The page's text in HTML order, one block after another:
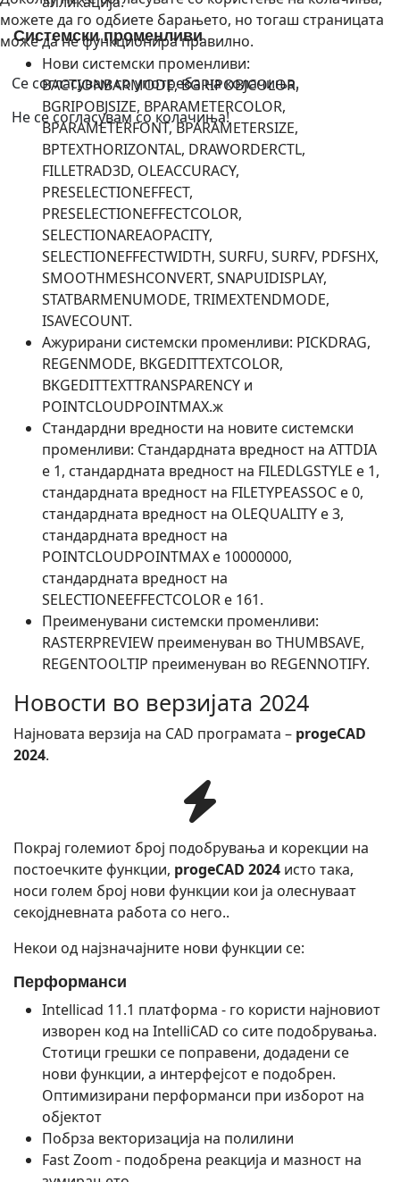
Системски променливи
Нови системски променливи:
BACTIONBARMODE, BGRIPOBJCOLOR,
BGRIPOBJSIZE, BPARAMETERCOLOR,
BPARAMETERFONT, BPARAMETERSIZE,
BPTEXTHORIZONTAL, DRAWORDERCTL,
FILLETRAD3D, OLEACCURACY,
PRESELECTIONEFFECT,
PRESELECTIONEFFECTCOLOR,
SELECTIONAREAOPACITY,
SELECTIONEFFECTWIDTH, SURFU, SURFV, PDFSHX,
SMOOTHMESHCONVERT, SNAPUIDISPLAY,
STATBARMENUMODE, TRIMEXTENDMODE,
ISAVECOUNT.
Ажурирани системски променливи: PICKDRAG,
REGENMODE, BKGEDITTEXTCOLOR,
BKGEDITTEXTTRANSPARENCY и
POINTCLOUDPOINTMAX.ж
Стандардни вредности на новите системски
променливи: Стандардната вредност на ATTDIA
е 1, стандардната вредност на FILEDLGSTYLE е 1,
стандардната вредност на FILETYPEASSOC е 0,
стандардната вредност на OLEQUALITY е 3,
стандардната вредност на
POINTCLOUDPOINTMAX е 10000000,
стандардната вредност на
SELECTIONEEFFECTCOLOR е 161.
Преименувани системски променливи:
RASTERPREVIEW преименуван во THUMBSAVE,
REGENTOOLTIP преименуван во REGENNOTIFY.
Новости во верзијата 2024
Најновата верзија на CAD програмата – progeCAD
2024.
Покрај големиот број подобрувања и корекции на
постоечките функции, progeCAD 2024 исто така,
носи голем број нови функции кои ја олеснуваат
секојдневната работа со него..
Некои од најзначајните нови функции се:
Перформанси
Intellicad 11.1 платформа - го користи најновиот
изворен код на IntelliCAD со сите подобрувања.
Стотици грешки се поправени, додадени се
нови функции, а интерфејсот е подобрен.
Оптимизирани перформанси при изборот на
објектот
Побрза векторизација на полилини
Fast Zoom - подобрена реакција и мазност на
можете да го одбиете барањето, но тогаш страницата
може да не функционира правилно.
Се согласувам со употреба на колачиња.
Не се согласувам со колачиња!